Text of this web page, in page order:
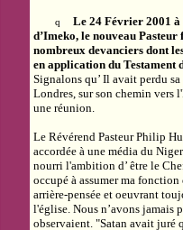
q Le 24 Février 2001 à
d’Imeko, le nouveau
nombreux devanciers dont
en application du Testament
Signalons qu’ Il avait perdu
Londres, sur son chemin vers
une réunion.
Le Révérend Pasteur Philip
accordée à une média du
nourri l'ambition d’ être le
occupé à assumer ma
arrière-pensée et oeuvrant
l'église. Nous n’avons jamais
observaient. "Satan avait juré